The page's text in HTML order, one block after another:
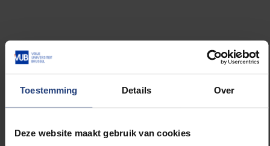
Toestemming Details Over
Deze website maakt gebruik van cookies
Maatschappij en engagement